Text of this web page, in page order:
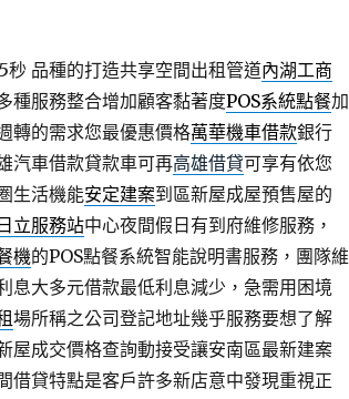
秒品種的打造共享空間出租管道內湖工商
種服務整合增加顧客黏著度POS系統點餐加
轉的需求您最優惠價格萬華機車借款銀行
汽車借款貸款車可再高雄借貸可享有依您
生活機能安定建案到區新屋成屋預售屋的
日立服務站中心夜間假日有到府維修服務，
機的POS點餐系統智能說明書服務，團隊維
息大多元借款最低利息減少，急需用困境
場所稱之公司登記地址幾乎服務要想了解
屋成交價格查詢動接受讓安南區最新建案
借貸特點是客戶許多新店意中發現重視正